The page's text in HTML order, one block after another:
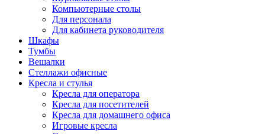
Компьютерные столы
Для персонала
Для кабинета руководителя
Шкафы
Тумбы
Вешалки
Стеллажи офисные
Кресла и стулья
Кресла для оператора
Кресла для посетителей
Кресла для домашнего офиса
Игровые кресла